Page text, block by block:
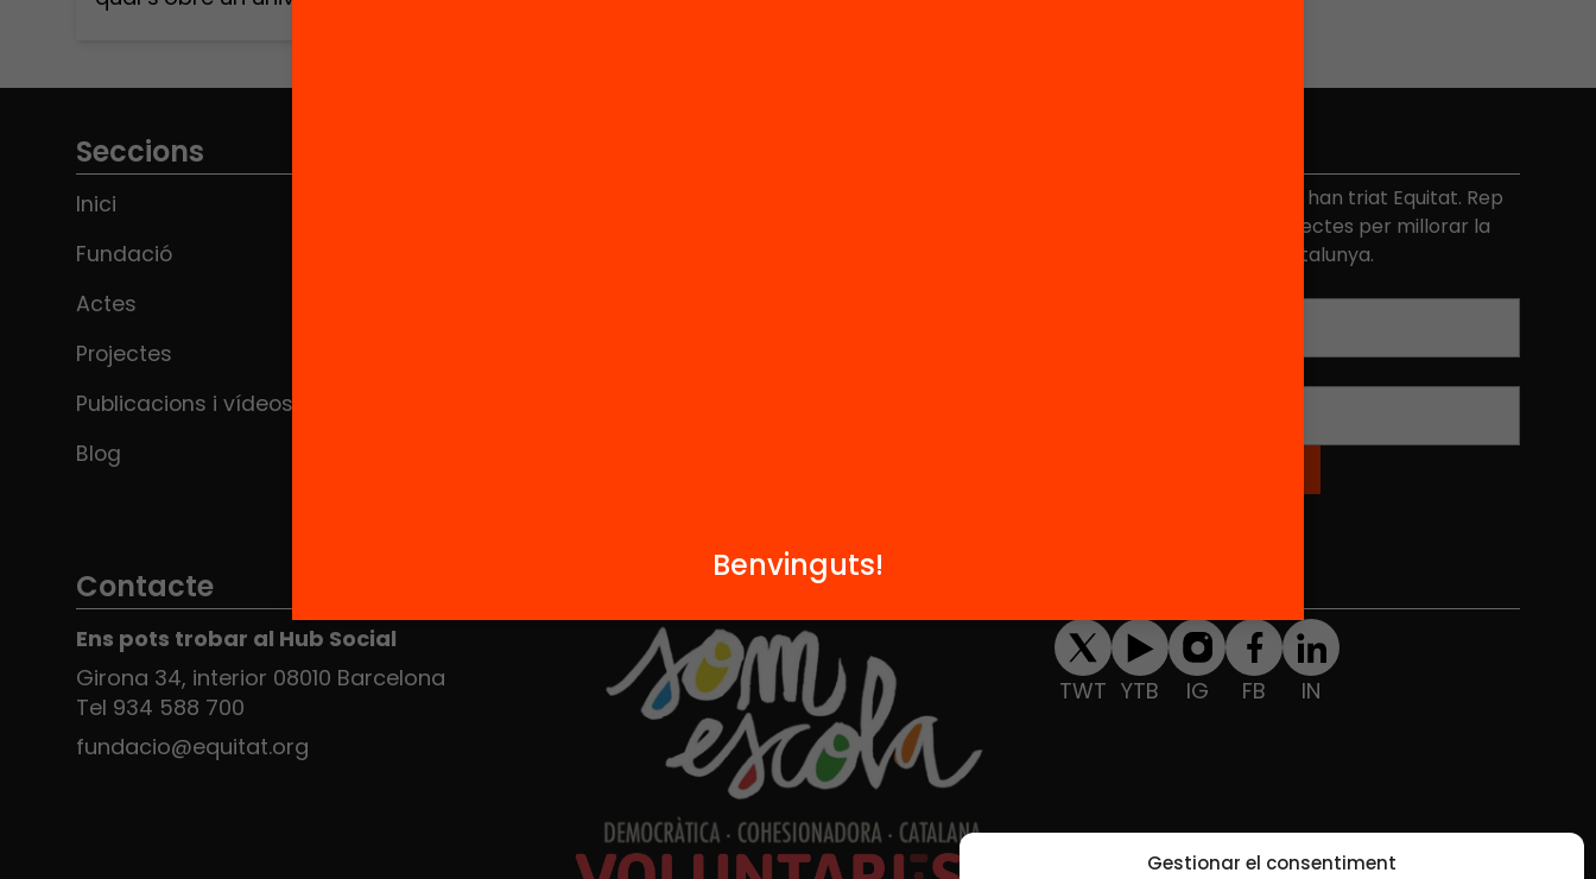
Gestionar el consentiment
nosaltres mateixos i a les persones que
compartir experiències i també
desenvolupar el […]
Més de 40.000 persones ja han triat Equitat. Rep
iniciatives, propostes i projectes per millorar la
qualitat de l'educació a Catalunya.
Seccions
Inici
Fundació
Actes
Projectes
Publicacions i vídeos
Blog
Contacte
Ens pots trobar al Hub Social
Girona 34, interior 08010 Barcelona
Tel 934 588 700
fundacio@equitat.org
Formem part de...
TWT YTB IG FB IN
Benvinguts!